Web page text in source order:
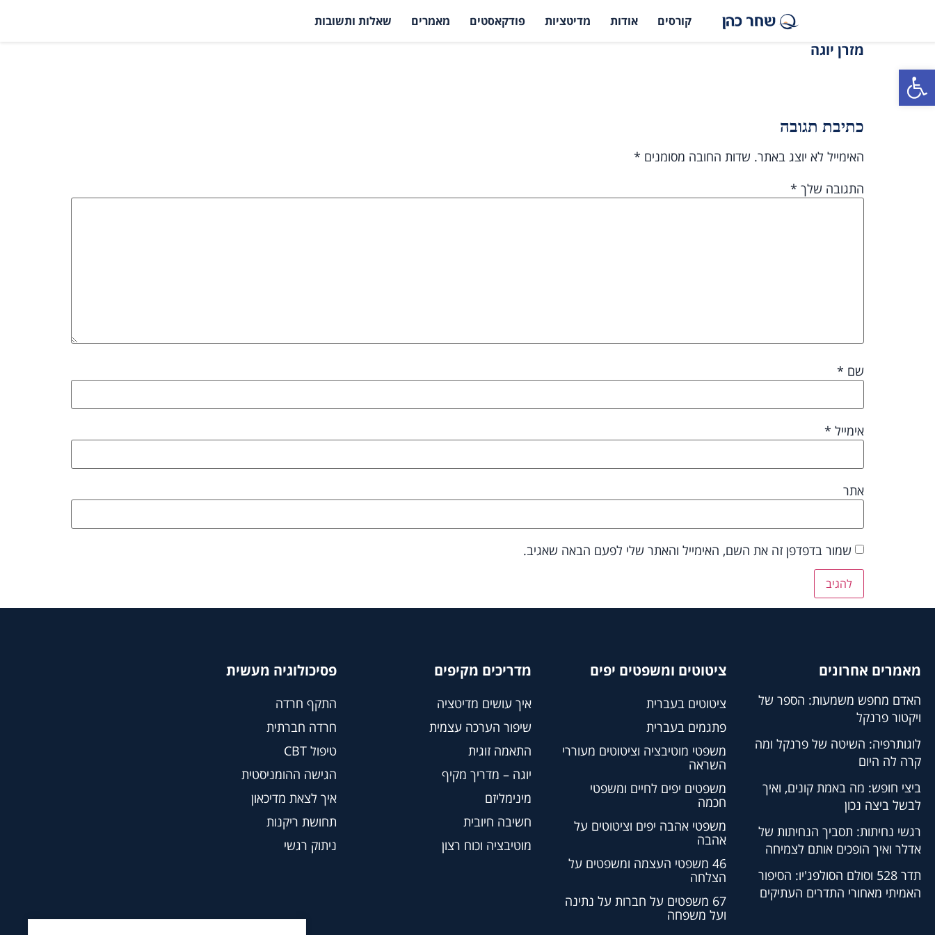
פתח סרגל נגישות
קורסים אודות מדיטציות פודקאסטים מאמרים שאלות ותשובות
מזרן יוגה
כתיבת תגובה
האימייל לא יוצג באתר. שדות החובה מסומנים *
התגובה שלך *
שם *
אימייל *
אתר
שמור בדפדפן זה את השם, האימייל והאתר שלי לפעם הבאה שאגיב.
מאמרים אחרונים
האדם מחפש משמעות: הספר של
ויקטור פרנקל
לוגותרפיה: השיטה של פרנקל ומה
קרה לה היום
ביצי חופש: מה באמת קונים, ואיך
לבשל ביצה נכון
רגשי נחיתות: תסביך הנחיתות של
אדלר ואיך הופכים אותם לצמיחה
תדר 528 וסולם הסולפג'יו: הסיפור
האמיתי מאחורי התדרים העתיקים
ציטוטים ומשפטים יפים
ציטוטים בעברית
פתגמים בעברית
משפטי מוטיבציה וציטוטים מעוררי
השראה
משפטים יפים לחיים ומשפטי
חכמה
משפטי אהבה יפים וציטוטים על
אהבה
46 משפטי העצמה ומשפטים על
הצלחה
67 משפטים על חברות על נתינה
ועל משפחה
מדריכים מקיפים
איך עושים מדיטציה
שיפור הערכה עצמית
התאמה זוגית
יוגה – מדריך מקיף
מינימליזם
חשיבה חיובית
מוטיבציה וכוח רצון
פסיכולוגיה מעשית
התקף חרדה
חרדה חברתית
טיפול CBT
הגישה ההומניסטית
איך לצאת מדיכאון
תחושת ריקנות
ניתוק רגשי